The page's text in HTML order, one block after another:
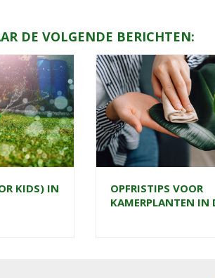
DE VOLGENDE BERICHTEN:
KIDS) IN
OPFRISTIPS VOOR
KAMERPLANTEN IN